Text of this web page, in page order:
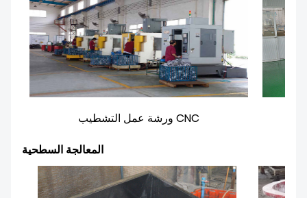
ورشة عمل التشطيب CNC
المعالجة السطحية